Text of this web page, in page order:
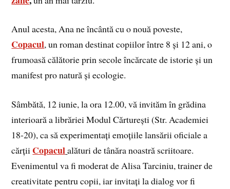
Anul acesta, Ana ne încântă cu o nouă poveste,
Copacul, un roman destinat copiilor între 8 și 12 ani, o
frumoasă călătorie prin secole încărcate de istorie și un
manifest pro natură și ecologie.
Sâmbătă, 12 iunie, la ora 12.00, vă invităm în grădina
interioară a librăriei Modul Cărturești (Str. Academiei
18-20), ca să experimentați emoțiile lansării oficiale a
cărții Copaculalături de tânăra noastră scriitoare.
Evenimentul va fi moderat de Alisa Tarciniu, trainer de
creativitate pentru copii, iar invitați la dialog vor fi